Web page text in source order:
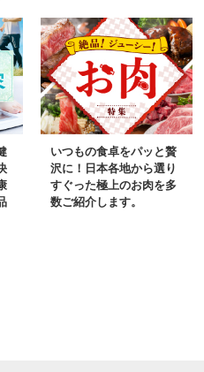
いつもの食卓をパッと贅
沢に！日本各地から選り
すぐった極上のお肉を多
数ご紹介します。